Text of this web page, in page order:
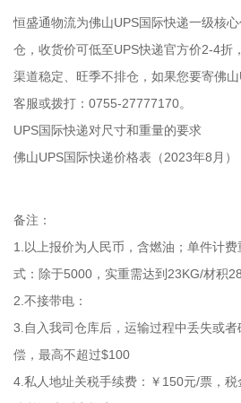
恒盛通物流为佛山UPS国际快递一级核
仓，收货价可低至UPS快递官方价2-4折
渠道稳定、旺季不排仓，如果您要寄佛
客服或拨打：0755-27777170。
UPS国际快递对尺寸和重量的要求
佛山UPS国际快递价格表（2023年8月）
备注：
1.以上报价为人民币，含燃油；单件计
式：除于5000，实重需达到23KG/材积
2.不接带电：
3.自入我司仓库后，运输过程中丢失或
偿，最高不超过$100
4.私人地址关税手续费：￥150元/票，